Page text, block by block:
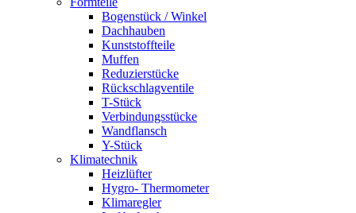
Bogenstück / Winkel
Dachhauben
Kunststoffteile
Muffen
Reduzierstücke
Rückschlagventile
T-Stück
Verbindungsstücke
Wandflansch
Y-Stück
Klimatechnik
Heizlüfter
Hygro- Thermometer
Klimaregler